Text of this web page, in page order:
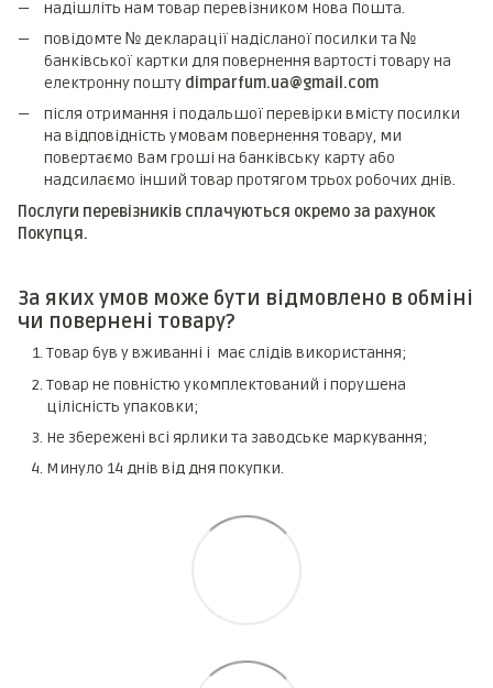
надішліть нам товар перевізником Нова Пошта.
повідомте № декларації надісланої посилки та №
банківської картки для повернення вартості товару на
електронну пошту dimparfum.ua@gmail.com
після отримання і подальшої перевірки вмісту посилки
на відповідність умовам повернення товару, ми
повертаємо Вам гроші на банківську карту або
надсилаємо інший товар протягом трьох робочих днів.
Послуги перевізників сплачуються окремо за рахунок
Покупця.
За яких умов може бути відмовлено в обміні
чи повернені товару?
Товар був у вживанні і має слідів використання;
Товар не повністю укомплектований і порушена
цілісність упаковки;
Не збережені всі ярлики та заводське маркування;
Минуло 14 днів від дня покупки.